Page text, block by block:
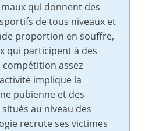
qui donnent des
de tous niveaux et
proportion en souffre,
qui participent à des
assez
implique la
pubienne et des
au niveau des
recrute ses victimes